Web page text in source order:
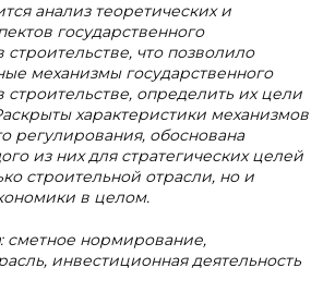
анализ теоретических и
государственного
что позволило
механизмы государственного
строительстве, определить их цели
характеристики механизмов
регулирования, обоснована
из них для стратегических целей
строительной отрасли, но и
в целом.
: сметное нормирование,
инвестиционная деятельность